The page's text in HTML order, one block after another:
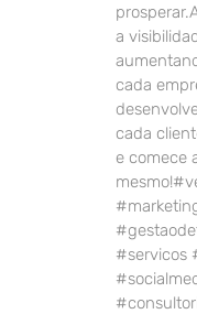
a
cada
cada
e comece
#servicos